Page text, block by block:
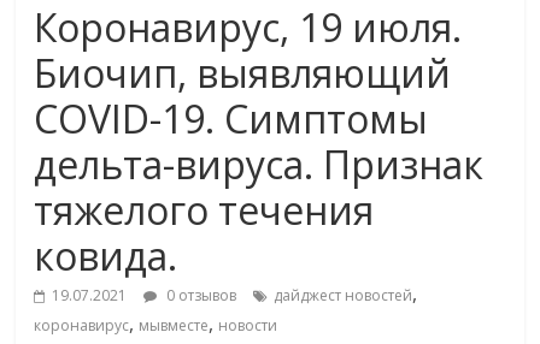
Коронавирус, 19 июля.
Биочип, выявляющий
COVID-19. Симптомы
дельта-вируса. Признак
тяжелого течения
ковида.
19.07.2021 0 отзывов дайджест новостей,
коронавирус, мывместе, новости